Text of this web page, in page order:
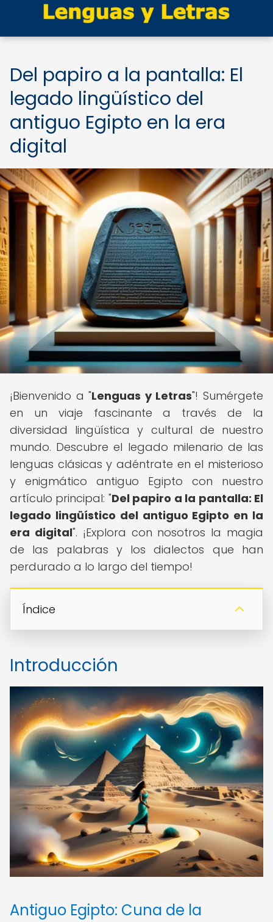
Del papiro a la pantalla: El
legado lingüístico del
antiguo Egipto en la era
digital
¡Bienvenido a "Lenguas y Letras"! Sumérgete
en un viaje fascinante a través de la
diversidad lingüística y cultural de nuestro
mundo. Descubre el legado milenario de las
lenguas clásicas y adéntrate en el misterioso
y enigmático antiguo Egipto con nuestro
artículo principal: "Del papiro a la pantalla: El
legado lingüístico del antiguo Egipto en la
era digital". ¡Explora con nosotros la magia
de las palabras y los dialectos que han
perdurado a lo largo del tiempo!
Índice
Introducción
Antiguo Egipto: Cuna de la